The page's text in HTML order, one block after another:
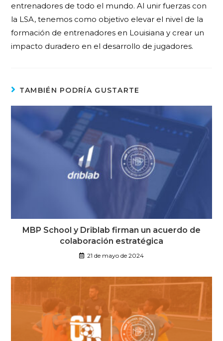
entrenadores de todo el mundo. Al unir fuerzas con
la LSA, tenemos como objetivo elevar el nivel de la
formación de entrenadores en Louisiana y crear un
impacto duradero en el desarrollo de jugadores.
TAMBIÉN PODRÍA GUSTARTE
MBP School y Driblab firman un acuerdo de
colaboración estratégica
21 de mayo de 2024